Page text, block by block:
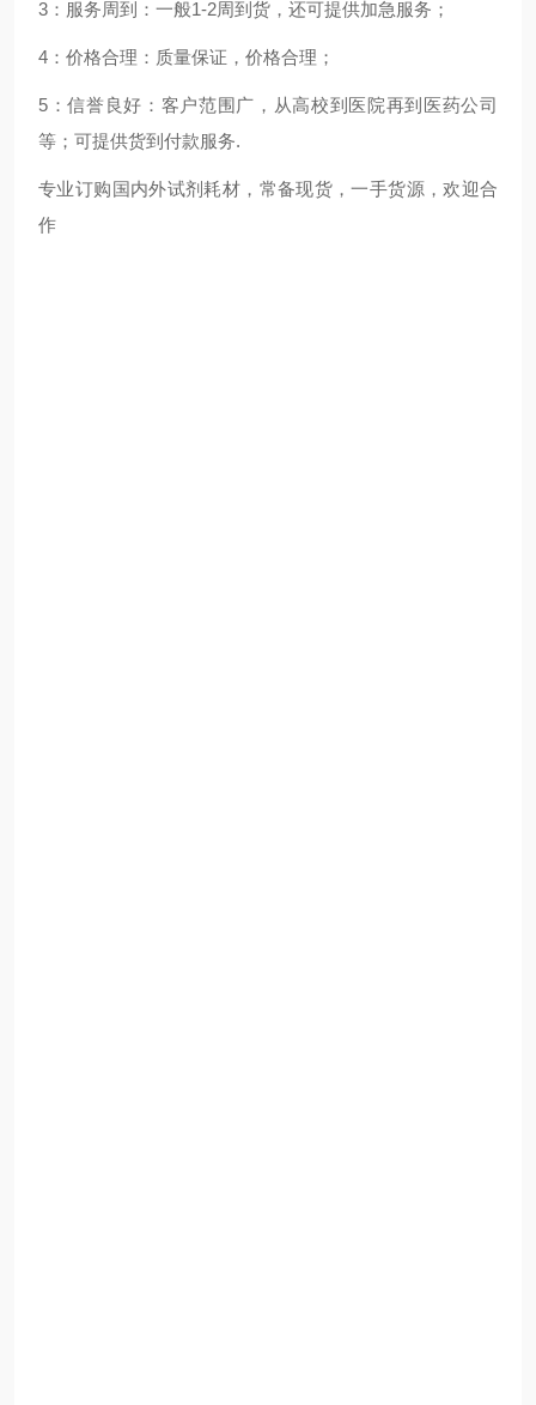
3：服务周到：一般1-2周到货，还可提供加急服务；
4：价格合理：质量保证，价格合理；
5：信誉良好：客户范围广，从高校到医院再到医药公司
等；可提供货到付款服务.
专业订购国内外试剂耗材，常备现货，一手货源，欢迎合
作